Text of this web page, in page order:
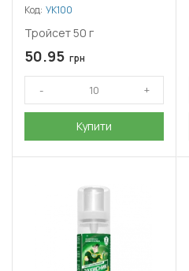
Код: УК100
Тройсет 50 г
50.95 грн
Купити